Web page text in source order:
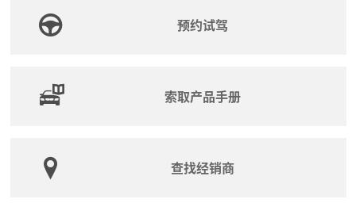
预约试驾
索取产品手册
查找经销商